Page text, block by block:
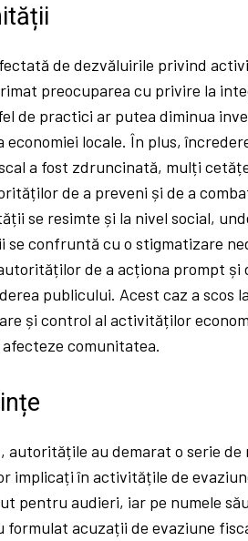
de dezvăluirile privind
preocuparea cu privire la
de practici ar putea diminua
locale. În plus,
a fost zdruncinată, mulți
de a preveni și de a
se resimte și la nivel social,
confruntă cu o stigmatizare
de a acționa prompt și
publicului. Acest caz a scos
și control al activităților
comunitatea.
au demarat o serie de
implicați în activitățile de
pentru audieri, iar pe numele
acuzații de evaziune